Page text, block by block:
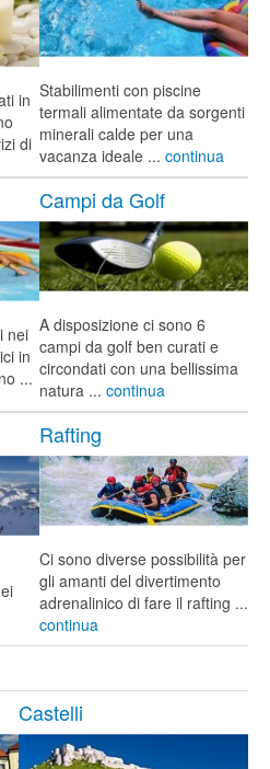
in
di
Stabilimenti con piscine
termali alimentate da sorgenti
minerali calde per una
vacanza ideale ... continua
nei
in
...
Campi da Golf
A disposizione ci sono 6
campi da golf ben curati e
circondati con una bellissima
natura ... continua
Rafting
Ci sono diverse possibilità per
gli amanti del divertimento
adrenalinico di fare il rafting ...
continua
Castelli